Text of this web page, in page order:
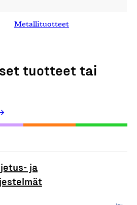
Metallituotteet
tuotteet tai
ja